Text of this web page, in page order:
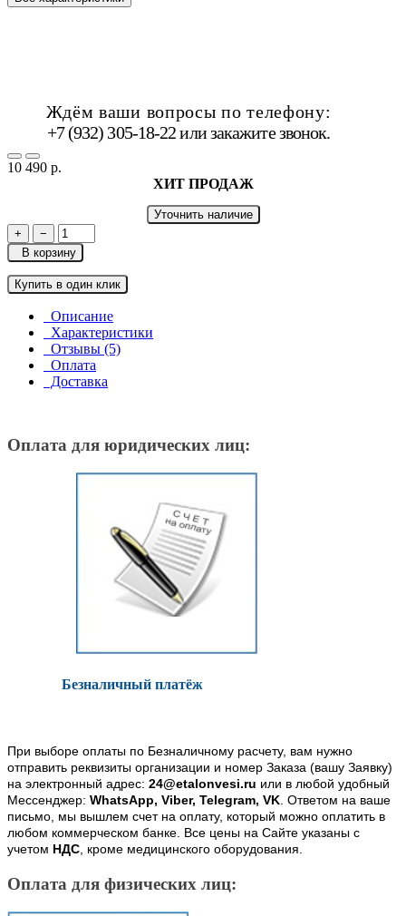
Ждём ваши вопросы по телефону:
+7 (932) 305-18-22 илизакажите звонок.
10 490 р.
ХИТ ПРОДАЖ
Уточнить наличие
+
−
В корзину
Купить в один клик
Описание
Характеристики
Отзывы (5)
Оплата
Доставка
Оплата для юридических лиц:
Безналичный платёж
При выборе оплаты по Безналичному расчету, вам нужно
отправить реквизиты организации и номер Заказа (вашу Заявку)
на электронный адрес: 24@etalonvesi.ru или в любой удобный
Мессенджер: WhatsApp, Viber, Telegram, VK. Ответом на ваше
письмо, мы вышлем счет на оплату, который можно оплатить в
любом коммерческом банке. Все цены на Сайте указаны с
учетом НДС, кроме медицинского оборудования.
Оплата для физических лиц: